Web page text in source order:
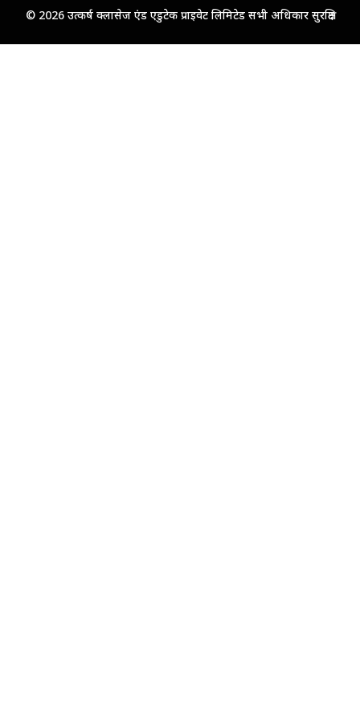
© 2026 उत्कर्ष क्लासेज एंड एडुटेक प्राइवेट लिमिटेड सभी अधिकार सुरक्षित